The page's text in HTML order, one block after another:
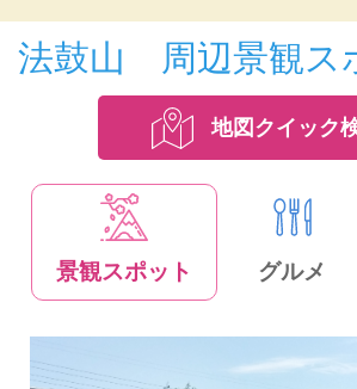
法鼓山 周辺景観ス
地図クイック
景観スポット グルメ